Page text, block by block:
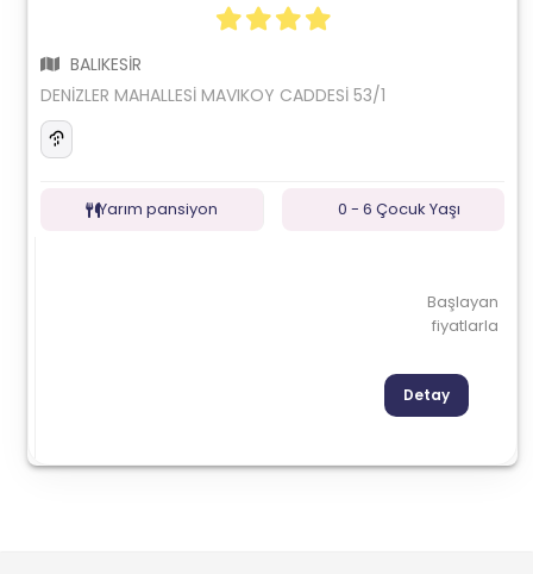
BALIKESİR
DENİZLER MAHALLESİ MAVIKOY CADDESİ 53/1
Yarım pansiyon 0 - 6 Çocuk Yaşı
Başlayan
fiyatlarla
Detay